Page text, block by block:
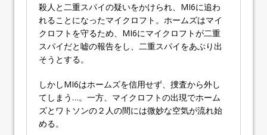
殺人と二重スパイの疑いをかけられ、MI6に追わ
れることになったマイクロフト。ホームズはマイ
クロフトを守るため、MI6にマイクロフトが二重
スパイだと嘘の報告をし、二重スパイをあぶり出
そうとする。
しかしMI6はホームズを信用せず、捜査から外し
てしまう…。一方、マイクロフトの出現でホーム
ズとワトソンの２人の間には微妙な空気が流れ始
める。